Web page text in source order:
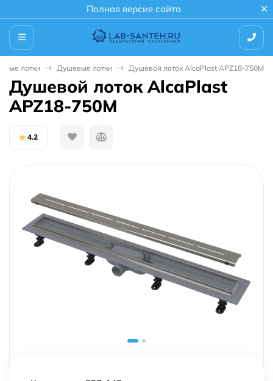
Полная версия сайта
лотки Душевые лотки Душевой лоток AlcaPlast APZ18-750M
Душевой лоток AlcaPlast
APZ18-750M
4.2